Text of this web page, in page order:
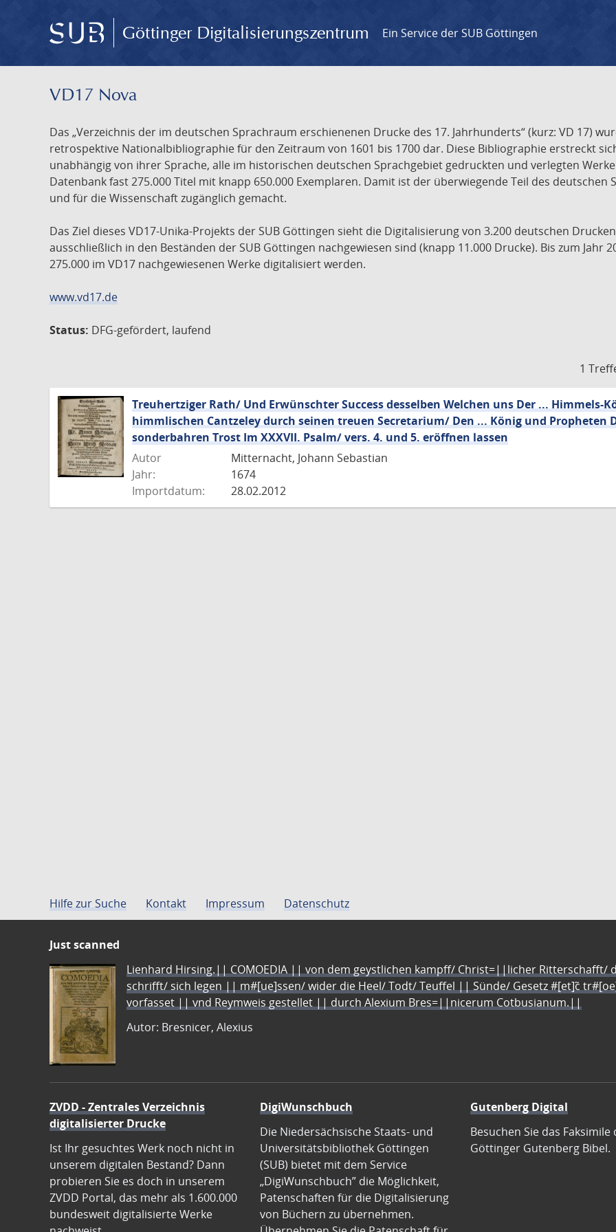
Göttinger Digitalisierungszentrum Ein Service der SUB Göttingen
VD17 Nova
Das „Verzeichnis der im deutschen Sprachraum erschienenen Drucke des 17. Jahrhunderts“ (kurz: VD 17)
retrospektive Nationalbibliographie für den Zeitraum von 1601 bis 1700 dar. Diese Bibliographie erstreckt
unabhängig von ihrer Sprache, alle im historischen deutschen Sprachgebiet gedruckten und verlegten
Datenbank fast 275.000 Titel mit knapp 650.000 Exemplaren. Damit ist der überwiegende Teil des
und für die Wissenschaft zugänglich gemacht.
Das Ziel dieses VD17-Unika-Projekts der SUB Göttingen sieht die Digitalisierung von 3.200 deutschen
ausschließlich in den Beständen der SUB Göttingen nachgewiesen sind (knapp 11.000 Drucke). Bis zum Jahr
275.000 im VD17 nachgewiesenen Werke digitalisiert werden.
www.vd17.de
Status: DFG-gefördert, laufend
1
Treuhertziger Rath/ Und Erwünschter Success desselben Welchen uns Der ... Himmels-
himmlischen Cantzeley durch seinen treuen Secretarium/ Den ... König und Propheten
sonderbahren Trost Im XXXVII. Psalm/ vers. 4. und 5. eröffnen lassen
Autor
Mitternacht, Johann Sebastian
Jahr:
1674
Importdatum:
28.02.2012
Hilfe zur Suche Kontakt Impressum Datenschutz
Just scanned
Lienhard Hirsing.|| COMOEDIA || von dem geystlichen kampff/ Christ=||licher Ritterschafft/
schrifft/ sich legen || m#[ue]ssen/ wider die Heel/ Todt/ Teuffel || Sünde/ Gesetz #[et]c̃
vorfasset || vnd Reymweis gestellet || durch Alexium Bres=||nicerum Cotbusianum.||
Autor: Bresnicer, Alexius
ZVDD - Zentrales Verzeichnis
digitalisierter Drucke
Ist Ihr gesuchtes Werk noch nicht in
unserem digitalen Bestand? Dann
probieren Sie es doch in unserem
ZVDD Portal, das mehr als 1.600.000
bundesweit digitalisierte Werke
DigiWunschbuch
Die Niedersächsische Staats- und
Universitätsbibliothek Göttingen
(SUB) bietet mit dem Service
„DigiWunschbuch” die Möglichkeit,
Patenschaften für die Digitalisierung
von Büchern zu übernehmen.
Gutenberg Digital
Besuchen Sie das Faksimile
Göttinger Gutenberg Bibel.